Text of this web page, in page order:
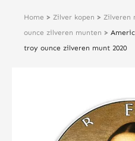
Home > Zilver kopen > Zilveren
ounce zilveren munten >
troy ounce zilveren munt 2020